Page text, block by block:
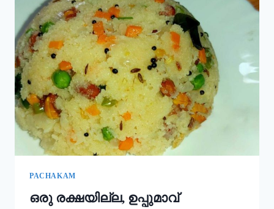
ഇതും
കൂടി
ചേർത്ത്
പൊടി
നനക്കു!
ചോറ്
കൊണ്ട്
നല്ല
സോഫ്റ്റ്
പുട്ട്
റെഡി!!
|
PACHAKAM
ഒരു രക്ഷയില്ല, ഉപ്പുമാവ്